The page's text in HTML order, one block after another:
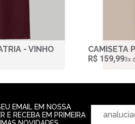
- VINHO
CAMISETA
R$ 159,993‌x
EMAIL EM NOSSA
E RECEBA EM PRIMEIRA